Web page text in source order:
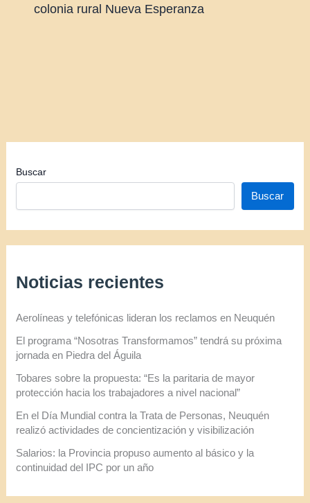
colonia rural Nueva Esperanza
Buscar
Buscar
Noticias recientes
Aerolíneas y telefónicas lideran los reclamos en Neuquén
El programa “Nosotras Transformamos” tendrá su próxima
jornada en Piedra del Águila
Tobares sobre la propuesta: “Es la paritaria de mayor
protección hacia los trabajadores a nivel nacional”
En el Día Mundial contra la Trata de Personas, Neuquén
realizó actividades de concientización y visibilización
Salarios: la Provincia propuso aumento al básico y la
continuidad del IPC por un año